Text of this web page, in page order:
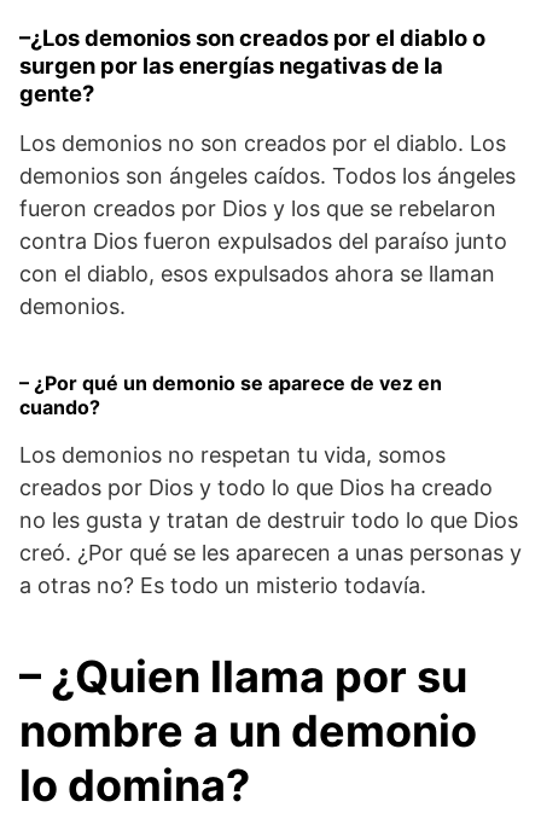
–¿Los demonios son creados por el diablo o
surgen por las energías negativas de la
gente?
Los demonios no son creados por el diablo. Los
demonios son ángeles caídos. Todos los ángeles
fueron creados por Dios y los que se rebelaron
contra Dios fueron expulsados del paraíso junto
con el diablo, esos expulsados ahora se llaman
demonios.
– ¿Por qué un demonio se aparece de vez en
cuando?
Los demonios no respetan tu vida, somos
creados por Dios y todo lo que Dios ha creado
no les gusta y tratan de destruir todo lo que Dios
creó. ¿Por qué se les aparecen a unas personas y
a otras no? Es todo un misterio todavía.
– ¿Quien llama por su
nombre a un demonio
lo domina?